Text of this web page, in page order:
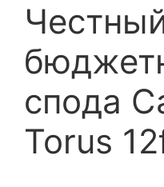
спода
Torus